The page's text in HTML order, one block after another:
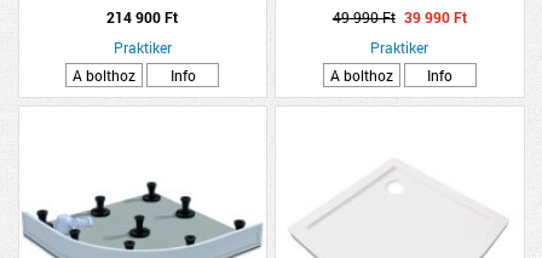
214 900 Ft
Praktiker
A bolthoz
Info
49 990 Ft 39 990 Ft
Praktiker
A bolthoz
Info